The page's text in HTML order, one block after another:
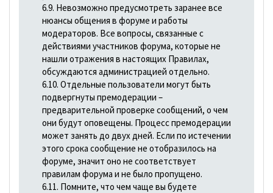
6.9. Невозможно предусмотреть заранее все
нюансы общения в форуме и работы
модераторов. Все вопросы, связанные с
действиями участников форума, которые не
нашли отражения в настоящих Правилах,
обсуждаются администрацией отдельно.
6.10. Отдельные пользователи могут быть
подвергнуты премодерации –
предварительной проверке сообщений, о чем
они будут оповещены. Процесс премодерации
может занять до двух дней. Если по истечении
этого срока сообщение не отобразилось на
форуме, значит оно не соответствует
правилам форума и не было пропущено.
6.11. Помните, что чем чаще вы будете